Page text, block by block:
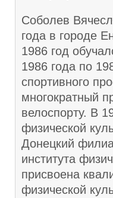
Соболев
года в городе
1986 год
1986 года по
спортивного
многократный
велоспорту. В
физической
Донецкий
института
присвоена
физической